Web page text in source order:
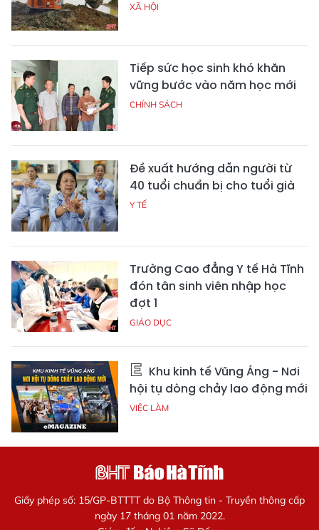
XÃ HỘI
Tiếp sức học sinh khó khăn
vững bước vào năm học mới
CHÍNH SÁCH
Đề xuất hướng dẫn người từ
40 tuổi chuẩn bị cho tuổi già
Y TẾ
Trường Cao đẳng Y tế Hà Tĩnh
đón tân sinh viên nhập học
đợt 1
GIÁO DỤC
Khu kinh tế Vũng Áng - Nơi
hội tụ dòng chảy lao động mới
VIỆC LÀM
Giấy phép số: 15/GP-BTTTT do Bộ Thông tin - Truyền thông cấp
ngày 17 tháng 01 năm 2022.